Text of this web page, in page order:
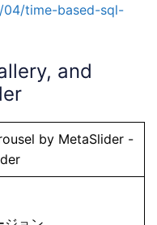
time-based-sql-
and
by MetaSlider -